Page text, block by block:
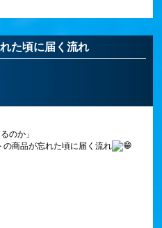
た頃に届く流れ
のか」
商品が忘れた頃に届く流れ